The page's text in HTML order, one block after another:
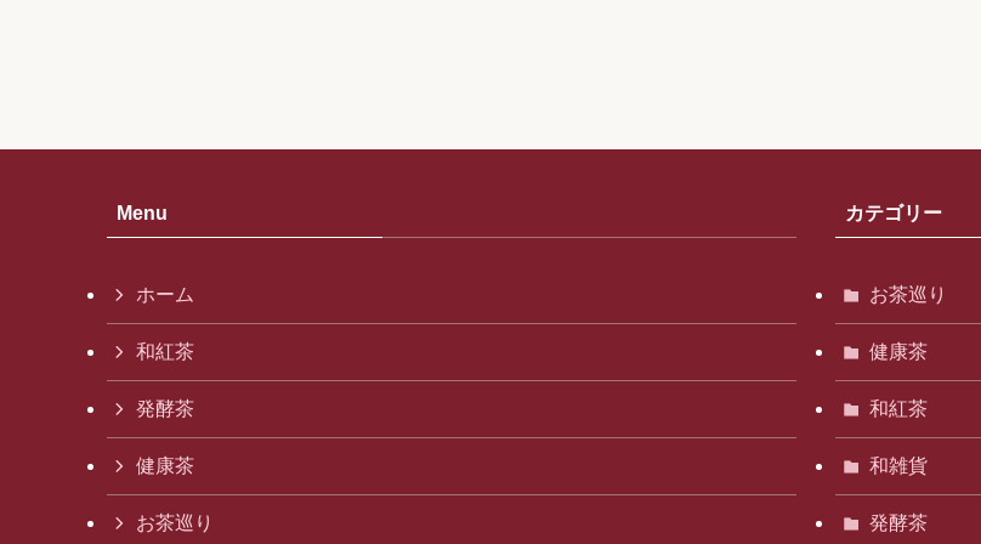
Menu
ホーム
和紅茶
発酵茶
健康茶
お茶巡り
カテゴリー
お茶巡り
健康茶
和紅茶
和雑貨
発酵茶